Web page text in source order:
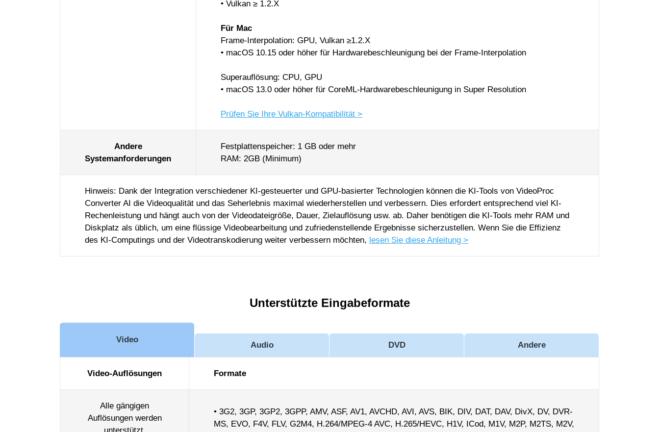
• Vulkan ≥ 1.2.X
Für Mac
Frame-Interpolation: GPU, Vulkan ≥1.2.X
• macOS 10.15 oder höher für Hardwarebeschleunigung bei der Frame-Interpolation
Superauflösung: CPU, GPU
• macOS 13.0 oder höher für CoreML-Hardwarebeschleunigung in Super Resolution
Prüfen Sie Ihre Vulkan-Kompatibilität >
Andere
Systemanforderungen
Festplattenspeicher: 1 GB oder mehr
RAM: 2GB (Minimum)
Hinweis: Dank der Integration verschiedener KI-gesteuerter und GPU-basierter Technologien können die KI-Tools von VideoProc
Converter AI die Videoqualität und das Seherlebnis maximal wiederherstellen und verbessern. Dies erfordert entsprechend viel KI-
Rechenleistung und hängt auch von der Videodateigröße, Dauer, Zielauflösung usw. ab. Daher benötigen die KI-Tools mehr RAM und
Diskplatz als üblich, um eine flüssige Videobearbeitung und zufriedenstellende Ergebnisse sicherzustellen. Wenn Sie die Effizienz
des KI-Computings und der Videotranskodierung weiter verbessern möchten, lesen Sie diese Anleitung >
Unterstützte Eingabeformate
Video
Audio DVD Andere
Video-Auflösungen Formate
Alle gängigen
Auflösungen werden
• 3G2, 3GP, 3GP2, 3GPP, AMV, ASF, AV1, AVCHD, AVI, AVS, BIK, DIV, DAT, DAV, DivX, DV, DVR-
MS, EVO, F4V, FLV, G2M4, H.264/MPEG-4 AVC, H.265/HEVC, H1V, ICod, M1V, M2P, M2TS, M2V,